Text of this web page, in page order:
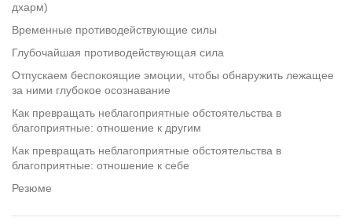
дхарм)
Временные противодействующие силы
Глубочайшая противодействующая сила
Отпускаем беспокоящие эмоции, чтобы обнаружить лежащее
за ними глубокое осознавание
Как превращать неблагоприятные обстоятельства в
благоприятные: отношение к другим
Как превращать неблагоприятные обстоятельства в
благоприятные: отношение к себе
Резюме